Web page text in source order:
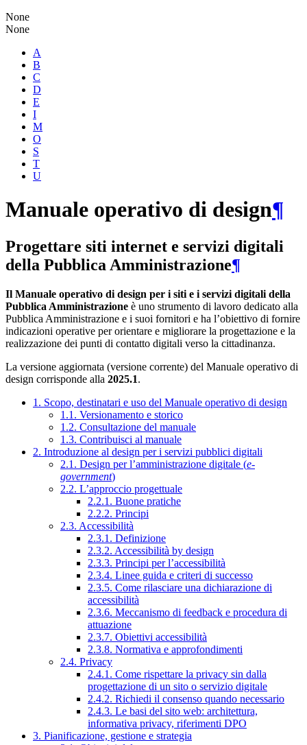
None
None
A
B
C
D
E
I
M
O
S
T
U
Manuale operativo di design¶
Progettare siti internet e servizi digitali
della Pubblica Amministrazione¶
Il Manuale operativo di design per i siti e i servizi digitali della
Pubblica Amministrazione è uno strumento di lavoro dedicato alla
Pubblica Amministrazione e i suoi fornitori e ha l’obiettivo di fornire
indicazioni operative per orientare e migliorare la progettazione e la
realizzazione dei punti di contatto digitali verso la cittadinanza.
La versione aggiornata (versione corrente) del Manuale operativo di
design corrisponde alla 2025.1.
1. Scopo, destinatari e uso del Manuale operativo di design
1.1. Versionamento e storico
1.2. Consultazione del manuale
1.3. Contribuisci al manuale
2. Introduzione al design per i servizi pubblici digitali
2.1. Design per l’amministrazione digitale (e-
government)
2.2. L’approccio progettuale
2.2.1. Buone pratiche
2.2.2. Principi
2.3. Accessibilità
2.3.1. Definizione
2.3.2. Accessibilità by design
2.3.3. Principi per l’accessibilità
2.3.4. Linee guida e criteri di successo
2.3.5. Come rilasciare una dichiarazione di
accessibilità
2.3.6. Meccanismo di feedback e procedura di
attuazione
2.3.7. Obiettivi accessibilità
2.3.8. Normativa e approfondimenti
2.4. Privacy
2.4.1. Come rispettare la privacy sin dalla
progettazione di un sito o servizio digitale
2.4.2. Richiedi il consenso quando necessario
2.4.3. Le basi del sito web: architettura,
informativa privacy, riferimenti DPO
3. Pianificazione, gestione e strategia